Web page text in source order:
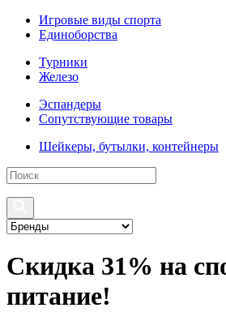
Игровые виды спорта
Единоборства
Турники
Железо
Эспандеры
Сопутствующие товары
Шейкеры, бутылки, контейнеры
Скидка 31% на
питание!